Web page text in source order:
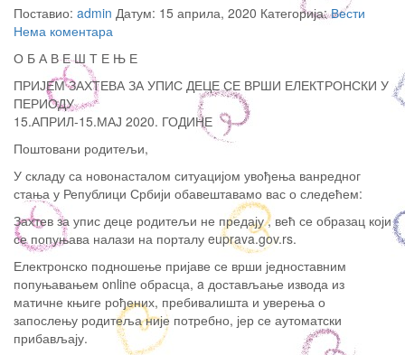
Поставио: admin Датум: 15 априла, 2020 Категорија:Вести
Нема коментара
О Б А В Е Ш Т Е Њ Е
ПРИЈЕМ ЗАХТЕВА ЗА УПИС ДЕЦЕ СЕ ВРШИ ЕЛЕКТРОНСКИ У
ПЕРИОДУ
15.АПРИЛ-15.МАЈ 2020. ГОДИНЕ
Поштовани родитељи,
У складу са новонасталом ситуацијом увођења ванредног
стања у Републици Србији обавештавамо вас о следећем:
Захтев за упис деце родитељи не предају , већ се образац који
се попуњава налази на порталу euprava.gov.rs.
Електронско подношење пријаве се врши једноставним
попуњавањем online обрасца, a достављање извода из
матичне књиге рођених, пребивалишта и уверења о
запослењу родитеља није потребно, јер се аутоматски
прибављају.